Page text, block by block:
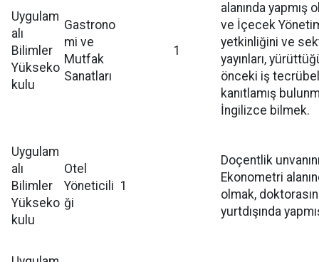
Uygulam
alı
Bilimler
Yükseko
kulu
Gastrono
mi ve
Mutfak
Sanatları
1
alanında yapmış
ve İçecek
yetkinliğini ve
yayınları,
önceki iş
kanıtlamış
İngilizce bilmek.
Uygulam
alı
Bilimler
Yükseko
kulu
Otel
Yöneticili
ği
1
Doçentlik
Ekonometri
olmak,
yurtdışında